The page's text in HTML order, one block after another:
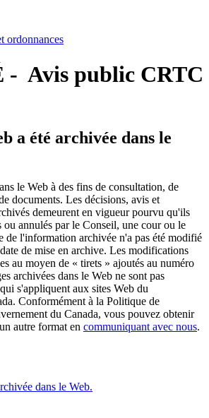
ordonnances
- Avis public CRTC
a été archivée dans le
le Web à des fins de consultation, de
documents. Les décisions, avis et
demeurent en vigueur pourvu qu'ils
ou annulés par le Conseil, une cour ou le
de l'information archivée n'a pas été modifié
de mise en archive. Les modifications
au moyen de « tirets » ajoutés au numéro
archivées dans le Web ne sont pas
s'appliquent aux sites Web du
Conformément à la Politique de
du Canada, vous pouvez obtenir
autre format en communiquant avec nous.
dans le Web.